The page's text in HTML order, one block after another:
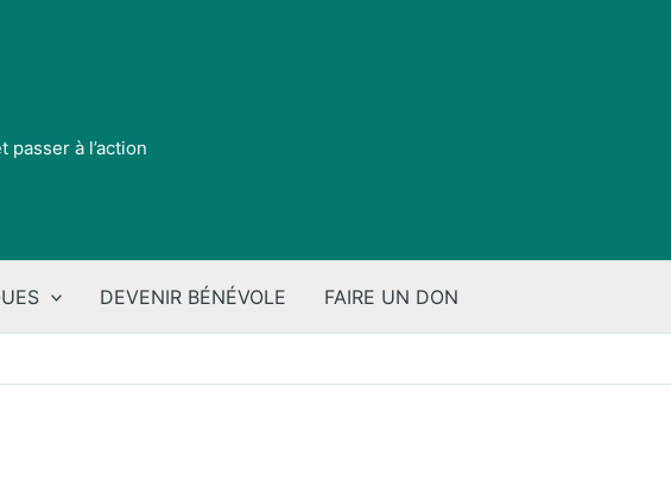
à l’action
DEVENIR BÉNÉVOLE FAIRE UN DON